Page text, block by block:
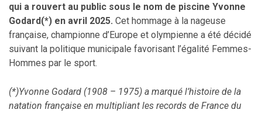
qui a rouvert au public sous le nom de piscine Yvonne
Godard(*) en avril 2025. Cet hommage à la nageuse
française, championne d’Europe et olympienne a été décidé
suivant la politique municipale favorisant l’égalité Femmes-
Hommes par le sport.
(*)Yvonne Godard (1908 – 1975) a marqué l’histoire de la
natation française en multipliant les records de France du